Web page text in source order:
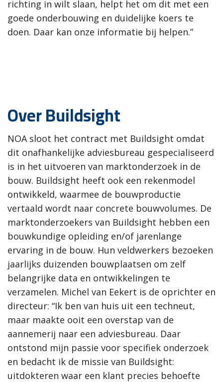
richting in wilt slaan, helpt het om dit met een
goede onderbouwing en duidelijke koers te
doen. Daar kan onze informatie bij helpen.”
Over Buildsight
NOA sloot het contract met Buildsight omdat
dit onafhankelijke adviesbureau gespecialiseerd
is in het uitvoeren van marktonderzoek in de
bouw. Buildsight heeft ook een rekenmodel
ontwikkeld, waarmee de bouwproductie
vertaald wordt naar concrete bouwvolumes. De
marktonderzoekers van Buildsight hebben een
bouwkundige opleiding en/of jarenlange
ervaring in de bouw. Hun veldwerkers bezoeken
jaarlijks duizenden bouwplaatsen om zelf
belangrijke data en ontwikkelingen te
verzamelen. Michel van Eekert is de oprichter en
directeur: “Ik ben van huis uit een techneut,
maar maakte ooit een overstap van de
aannemerij naar een adviesbureau. Daar
ontstond mijn passie voor specifiek onderzoek
en bedacht ik de missie van Buildsight:
uitdokteren waar een klant precies behoefte